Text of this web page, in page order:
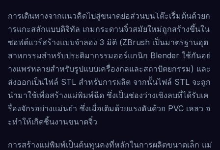
การเดินทางจากแนวคิดไปสู่ขนาดย่อส่วนบนโต๊ะเริ่มต้นด้วยก
ารแกะสลักแบบดิจิทัล เกมกระดานจิ๋วสมัยใหม่ถูกสร้างขึ้นใน
ซอฟต์แวร์สร้างแบบจำลอง 3 มิติ (ZBrush เป็นมาตรฐานอุต
สาหกรรมสำหรับประติมากรรมออร์แกนิก Blender ใช้กันอย่
างแพร่หลายสำหรับรูปแบบเครื่องกลและสถาปัตยกรรม) และ
ส่งออกเป็นไฟล์ STL สำหรับการผลิต จากนั้นไฟล์ STL จะถูก
นำมาใช้เพื่อสร้างแม่พิมพ์ฉีด ซึ่งเป็นช่องว่างเชิงลบที่ได้รับเค
รื่องจักรอย่างแม่นยำ ซึ่งเมื่อเติมด้วยแรงดันด้วย PVC เหลว จ
ะทำให้เกิดชิ้นงานขนาดจิ๋ว
การสร้างแม่พิมพ์เป็นต้นทุนคงที่หลักในการผลิตขนาดเล็ก แม่